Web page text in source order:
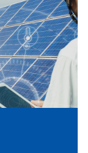
하락했던 영업이익률
은 지난달 31일 미국 '
Project LLC)'와 체
역대 최대 규모로, 지난
환경도 긍정적이다.
Act)에 따라 세액공제
, 2024년 453억 원 수준
증가했다.국내 시장 여
' 관련 법 개정안이